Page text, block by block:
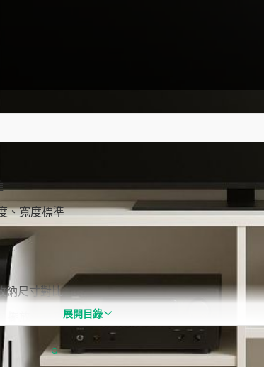
、寬度標準
納尺寸對比
擺放注意事項
隔方案
展開目錄
有 PS5 、音響、機上盒、藍光機等各類設備時，